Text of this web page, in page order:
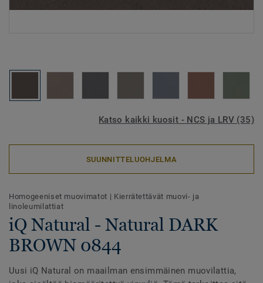
Katso kaikki kuosit - NCS ja LRV (35)
SUUNNITTELUOHJELMA
Homogeeniset muovimatot | Kierrätettävät muovi- ja
linoleumilattiat
iQ Natural - Natural DARK
BROWN 0844
Uusi iQ Natural on maailman ensimmäinen muovilattia,